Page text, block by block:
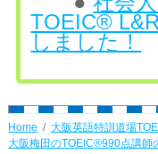
TOEIC®
しました！
Home
大阪英語特訓道場
大阪梅田のTOEIC®990点講師